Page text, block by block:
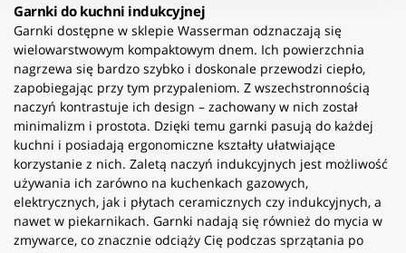
Garnki do kuchni indukcyjnej
Garnki dostępne w sklepie Wasserman odznaczają się
wielowarstwowym kompaktowym dnem. Ich powierzchnia
nagrzewa się bardzo szybko i doskonale przewodzi ciepło,
zapobiegając przy tym przypaleniom. Z wszechstronnością
naczyń kontrastuje ich design – zachowany w nich został
minimalizm i prostota. Dzięki temu garnki pasują do każdej
kuchni i posiadają ergonomiczne kształty ułatwiające
korzystanie z nich. Zaletą naczyń indukcyjnych jest możliwość
używania ich zarówno na kuchenkach gazowych,
elektrycznych, jak i płytach ceramicznych czy indukcyjnych, a
nawet w piekarnikach. Garnki nadają się również do mycia w
zmywarce, co znacznie odciąży Cię podczas sprzątania po